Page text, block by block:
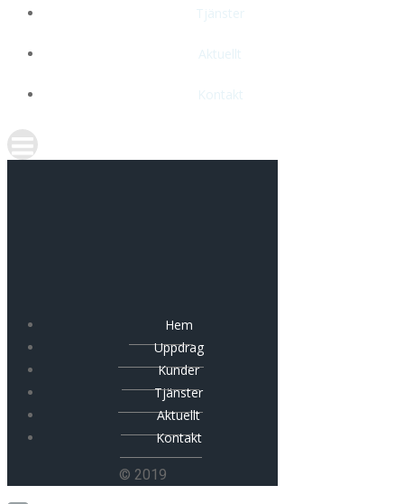
Tjänster
Aktuellt
Kontakt
Hem
Uppdrag
Kunder
Tjänster
Aktuellt
Kontakt
© 2019